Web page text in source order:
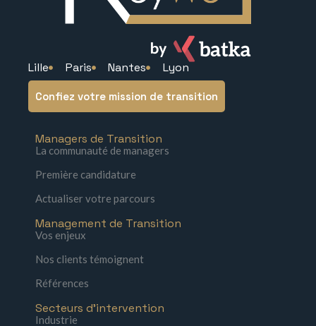
Lille Paris Nantes Lyon
Confiez votre mission de transition
Managers de Transition
La communauté de managers
Première candidature
Actualiser votre parcours
Management de Transition
Vos enjeux
Nos clients témoignent
Références
Secteurs d'intervention
Industrie